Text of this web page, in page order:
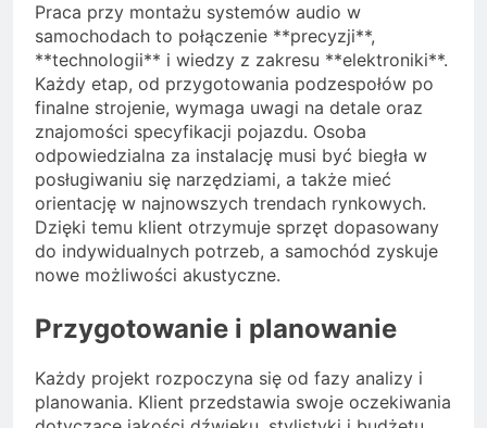
Praca przy montażu systemów audio w
samochodach to połączenie **precyzji**,
**technologii** i wiedzy z zakresu **elektroniki**.
Każdy etap, od przygotowania podzespołów po
finalne strojenie, wymaga uwagi na detale oraz
znajomości specyfikacji pojazdu. Osoba
odpowiedzialna za instalację musi być biegła w
posługiwaniu się narzędziami, a także mieć
orientację w najnowszych trendach rynkowych.
Dzięki temu klient otrzymuje sprzęt dopasowany
do indywidualnych potrzeb, a samochód zyskuje
nowe możliwości akustyczne.
Przygotowanie i planowanie
Każdy projekt rozpoczyna się od fazy analizy i
planowania. Klient przedstawia swoje oczekiwania